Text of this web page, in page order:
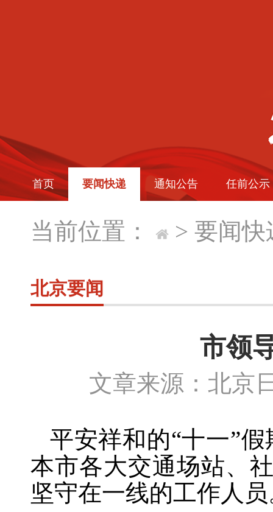
首页 要闻快递 通知公告 任前公示
当前位置： > 要闻快
北京要闻
市领
文章来源：北
平安祥和的“十一”
本市各大交通场站、
坚守在一线的工作人